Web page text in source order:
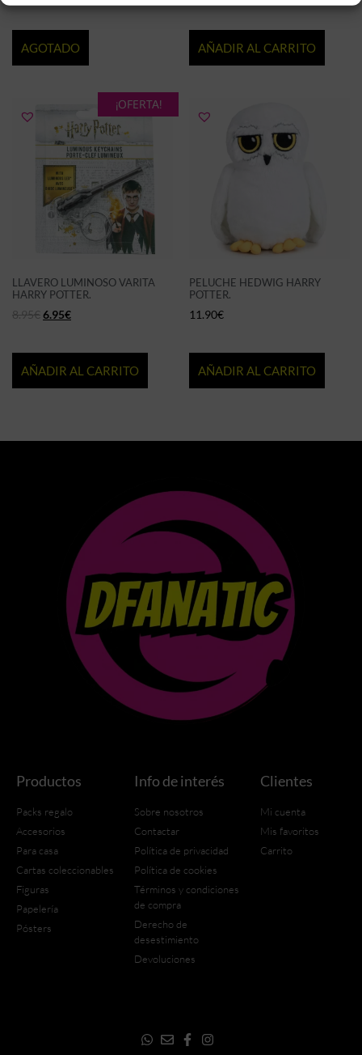
AGOTADO AÑADIR AL CARRITO
¡OFERTA!
LLAVERO LUMINOSO VARITA
HARRY POTTER.
8.95€6.95€
AÑADIR AL CARRITO
PELUCHE HEDWIG HARRY
POTTER.
11.90€
AÑADIR AL CARRITO
Productos
Packs regalo
Accesorios
Para casa
Cartas coleccionables
Figuras
Papelería
Pósters
Info de interés
Sobre nosotros
Contactar
Política de privacidad
Política de cookies
Términos y condiciones
de compra
Derecho de
desestimiento
Devoluciones
Clientes
Mi cuenta
Mis favoritos
Carrito